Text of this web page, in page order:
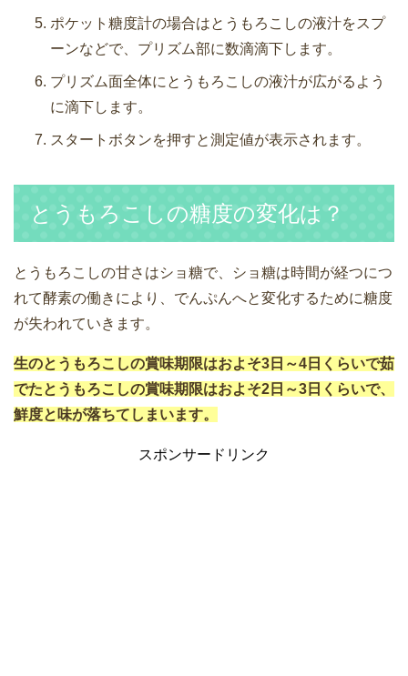
ポケット糖度計の場合はとうもろこしの液汁をスプ
ーンなどで、プリズム部に数滴滴下します。
プリズム面全体にとうもろこしの液汁が広がるよう
に滴下します。
スタートボタンを押すと測定値が表示されます。
とうもろこしの糖度の変化は？
とうもろこしの甘さはショ糖で、ショ糖は時間が経つにつ
れて酵素の働きにより、でんぷんへと変化するために糖度
が失われていきます。
生のとうもろこしの賞味期限はおよそ3日～4日くらいで茹
でたとうもろこしの賞味期限はおよそ2日～3日くらいで、
鮮度と味が落ちてしまいます。
スポンサードリンク